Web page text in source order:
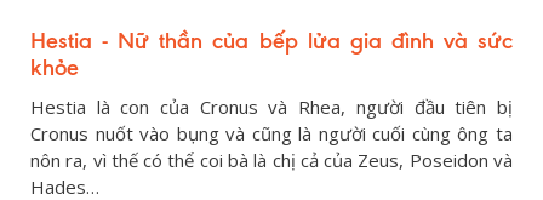
Hestia - Nữ thần của bếp lửa gia đình và sức
khỏe
Hestia là con của Cronus và Rhea, người đầu tiên bị
Cronus nuốt vào bụng và cũng là người cuối cùng ông ta
nôn ra, vì thế có thể coi bà là chị cả của Zeus, Poseidon và
Hades…